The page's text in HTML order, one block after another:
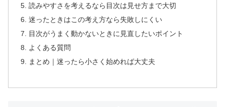
読みやすさを考えるなら目次は見せ方まで大切
迷ったときはこの考え方なら失敗しにくい
目次がうまく動かないときに見直したいポイント
よくある質問
まとめ｜迷ったら小さく始めれば大丈夫